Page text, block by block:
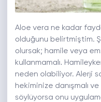
Aloe vera ne kadar
olduğunu belirtmiştim.
olursak; hamile veya
kullanmamalı.
neden olabiliyor. Alerji
hekiminize danışmalı
söylüyorsa onu